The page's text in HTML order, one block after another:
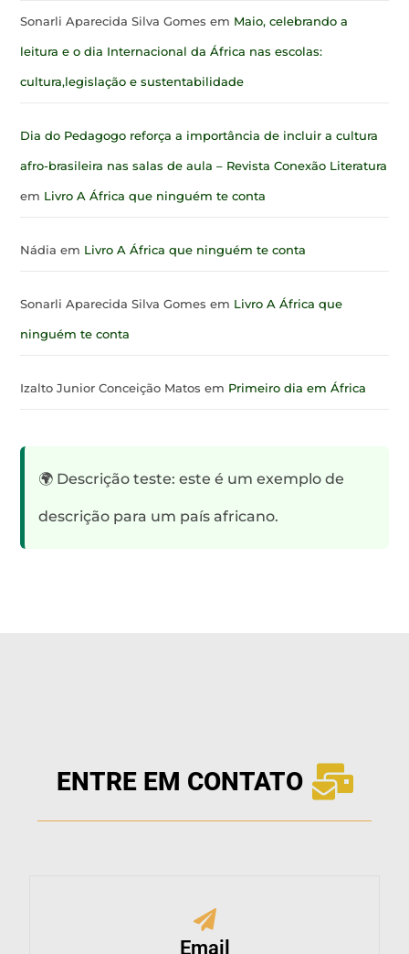
Sonarli Aparecida Silva Gomes em Maio, celebrando a
leitura e o dia Internacional da África nas escolas:
cultura,legislação e sustentabilidade
Dia do Pedagogo reforça a importância de incluir a cultura
afro-brasileira nas salas de aula – Revista Conexão Literatura
em Livro A África que ninguém te conta
Nádia em Livro A África que ninguém te conta
Sonarli Aparecida Silva Gomes em Livro A África que
ninguém te conta
Izalto Junior Conceição Matos em Primeiro dia em África
🌍 Descrição teste: este é um exemplo de
descrição para um país africano.
ENTRE EM CONTATO
Email